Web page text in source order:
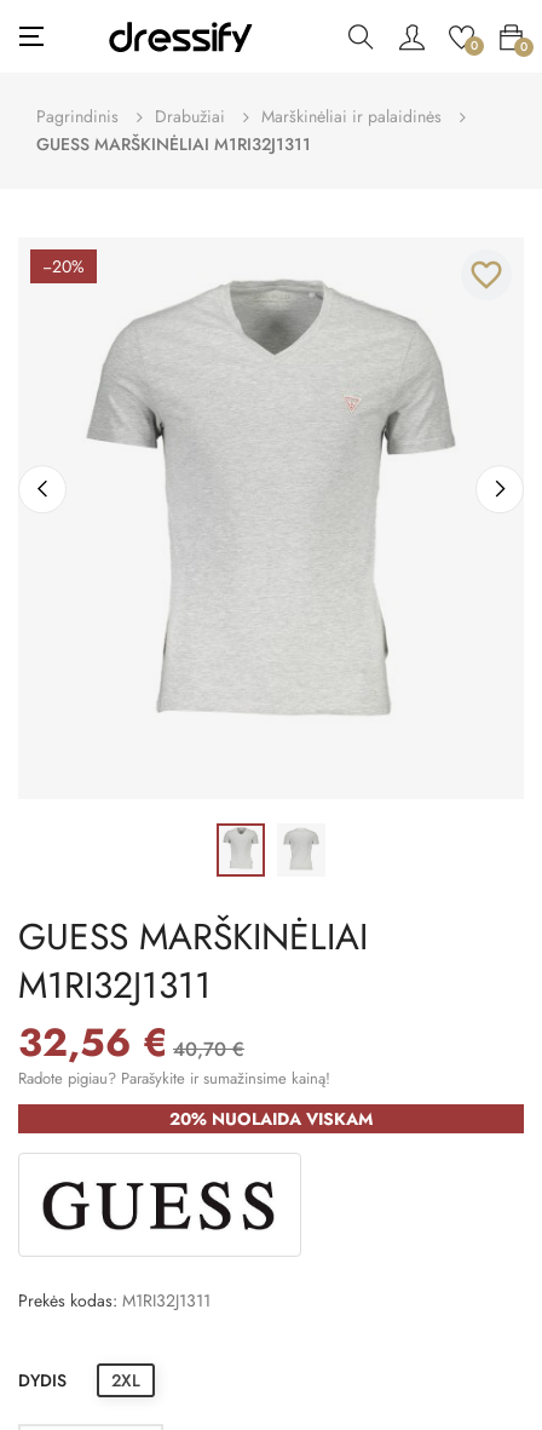
Toggle
navigation
☰ 0 0
Pagrindinis Drabužiai
Marškinėliai ir palaidinės
GUESS MARŠKINĖLIAI M1RI32J1311
−20% favorite_border
GUESS MARŠKINĖLIAI
M1RI32J1311
32,56 € 40,70 €
Radote pigiau? Parašykite ir sumažinsime kainą!
20% NUOLAIDA VISKAM
Prekės kodas: M1RI32J1311
DYDIS 2XL